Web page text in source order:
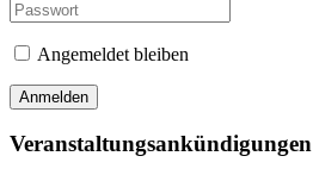
Angemeldet bleiben
Veranstaltungsankündigungen